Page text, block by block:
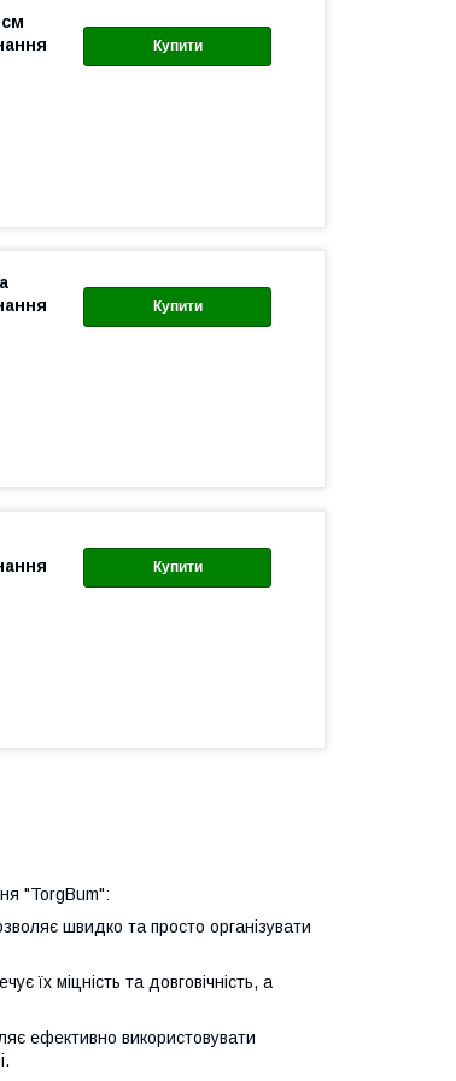
Купити
Купити
Купити
"TorgBum":
швидко та просто організувати
їх міцність та довговічність, а
ефективно використовувати